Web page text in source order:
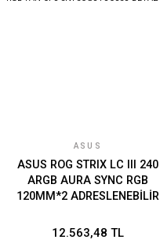
ASUS
ASUS ROG STRIX LC III 240
ARGB AURA SYNC RGB
120MM*2 ADRESLENEBİLİR
SOĞUTUCUSU BEYAZ
12.563,48 TL